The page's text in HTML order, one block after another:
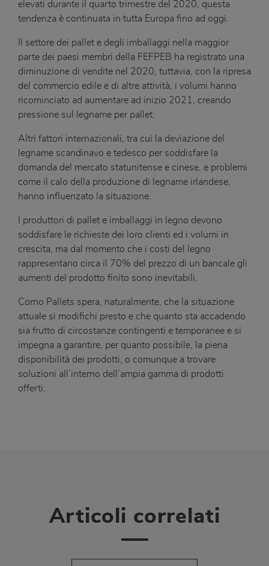
elevati durante il quarto trimestre del 2020, questa
tendenza è continuata in tutta Europa fino ad oggi.
Il settore dei pallet e degli imballaggi nella maggior
parte dei paesi membri della FEFPEB ha registrato una
diminuzione di vendite nel 2020, tuttavia, con la ripresa
del commercio edile e di altre attività, i volumi hanno
ricominciato ad aumentare ad inizio 2021, creando
pressione sul legname per pallet.
Altri fattori internazionali, tra cui la deviazione del
legname scandinavo e tedesco per soddisfare la
domanda del mercato statunitense e cinese, e problemi
come il calo della produzione di legname irlandese,
hanno influenzato la situazione.
I produttori di pallet e imballaggi in legno devono
soddisfare le richieste dei loro clienti ed i volumi in
crescita, ma dal momento che i costi del legno
rappresentano circa il 70% del prezzo di un bancale gli
aumenti del prodotto finito sono inevitabili.
Corno Pallets spera, naturalmente, che la situazione
attuale si modifichi presto e che quanto sta accadendo
sia frutto di circostanze contingenti e temporanee e si
impegna a garantire, per quanto possibile, la piena
disponibilità dei prodotti, o comunque a trovare
soluzioni all’interno dell’ampia gamma di prodotti
offerti.
Articoli correlati